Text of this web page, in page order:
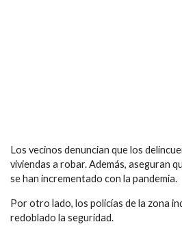
Los vecinos denuncian que los
viviendas a robar. Además, aseguran
se han incrementado con la pandemia.
Por otro lado, los policías de la zona
redoblado la seguridad.